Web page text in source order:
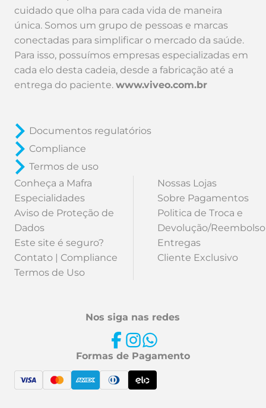
cuidado que olha para cada vida de maneira
única. Somos um grupo de pessoas e marcas
conectadas para simplificar o mercado da saúde.
Para isso, possuímos empresas especializadas em
cada elo desta cadeia, desde a fabricação até a
entrega do paciente.www.viveo.com.br
Documentos regulatórios
Compliance
Termos de uso
Conheça a Mafra
Especialidades
Aviso de Proteção de
Dados
Este site é seguro?
Contato | Compliance
Termos de Uso
Nossas Lojas
Sobre Pagamentos
Politica de Troca e
Devolução/Reembolso
Entregas
Cliente Exclusivo
Nos siga nas redes
Formas de Pagamento